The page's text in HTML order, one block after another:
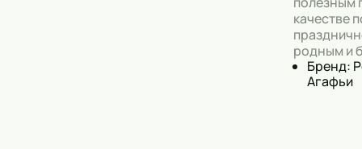
качестве
родным и
Бренд:
Агафьи